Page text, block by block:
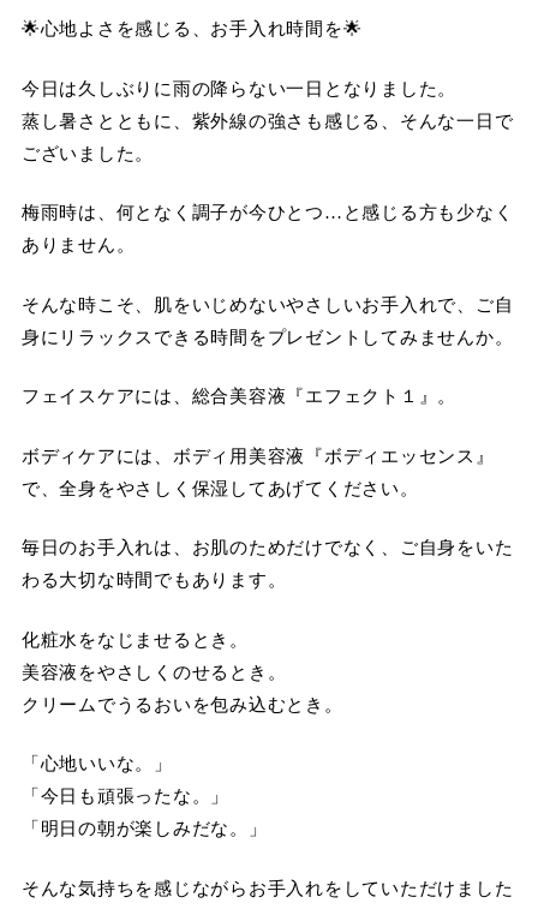
🌟心地よさを感じる、お手入れ時間を🌟
今日は久しぶりに雨の降らない一日となりました。
蒸し暑さとともに、紫外線の強さも感じる、そんな一日で
ございました。
梅雨時は、何となく調子が今ひとつ…と感じる方も少なく
ありません。
そんな時こそ、肌をいじめないやさしいお手入れで、ご自
身にリラックスできる時間をプレゼントしてみませんか。
フェイスケアには、総合美容液『エフェクト１』。
ボディケアには、ボディ用美容液『ボディエッセンス』
で、全身をやさしく保湿してあげてください。
毎日のお手入れは、お肌のためだけでなく、ご自身をいた
わる大切な時間でもあります。
化粧水をなじませるとき。
美容液をやさしくのせるとき。
クリームでうるおいを包み込むとき。
「心地いいな。」
「今日も頑張ったな。」
「明日の朝が楽しみだな。」
そんな気持ちを感じながらお手入れをしていただけました